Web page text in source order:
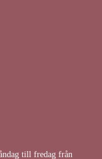
till fredag från